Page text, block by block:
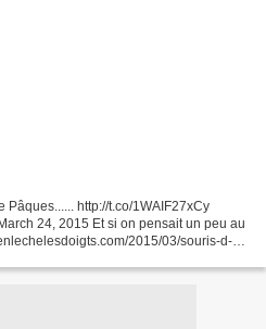
http://t.co/1WAIF27xCy
24, 2015 Et si on pensait un peu au
2015/03/souris-d-